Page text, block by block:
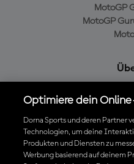
MotoGP
MotoGP
Optimiere dein
Dorna Sports und deren Partner
Technologien, um deine
Produkten und Diensten zu
Werbung basierend auf deinem